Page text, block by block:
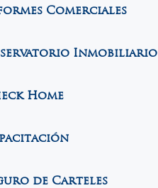
Comerciales
Inmobiliario
Home
de Carteles